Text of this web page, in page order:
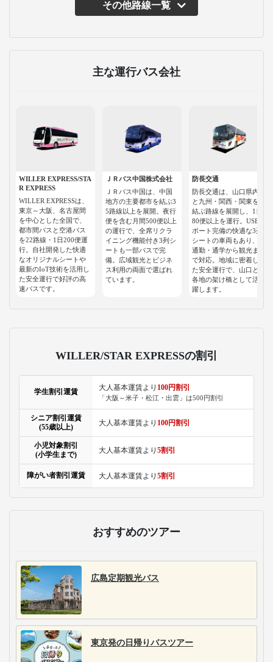
その他路線一覧
主な運行バス会社
WILLER EXPRESS/STA
R EXPRESS
WILLER EXPRESSは、
東京～大阪、名古屋間
を中心とした全国で、
都市間バスと空港バス
を22路線・1日200便運
行。自社開発した快適
なオリジナルシートや
最新のIoT技術を活用し
た安全運行で好評の高
速バスです。
ＪＲバス中国株式会社
ＪＲバス中国は、中国
地方の主要都市を結ぶ3
5路線以上を展開。夜行
便を含む月間500便以上
の運行で、全席リクラ
イニング機能付き3列シ
ートも一部バスで完
備。広域観光とビジネ
ス利用の両面で選ばれ
ています。
防長交通
防長交通は、山口県内
と九州・関西・関東を
結ぶ路線を展開し、1日
80便以上を運行。USB
ポート完備の快適な3列
シートの車両もあり、
通勤・通学から観光ま
で対応。地域に密着し
た安全運行で、山口と
各地の架け橋として活
躍します。
WILLER/STAR EXPRESSの割引
学生割引運賃
大人基本運賃より 100円割引
「大阪～米子・松江・出雲」は500円割引
シニア割引運賃
(55歳以上)
大人基本運賃より 100円割引
小児対象割引
(小学生まで)
大人基本運賃より 5割引
障がい者割引運賃 大人基本運賃より 5割引
おすすめのツアー
広島定期観光バス
東京発の日帰りバスツアー